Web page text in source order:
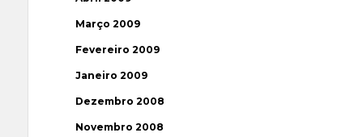
Março 2009
Fevereiro 2009
Janeiro 2009
Dezembro 2008
Novembro 2008